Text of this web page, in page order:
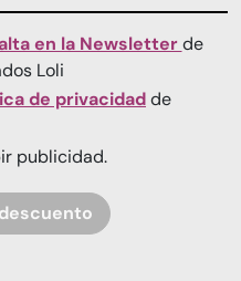
en la Newsletterde
Loli
de privacidadde
publicidad.